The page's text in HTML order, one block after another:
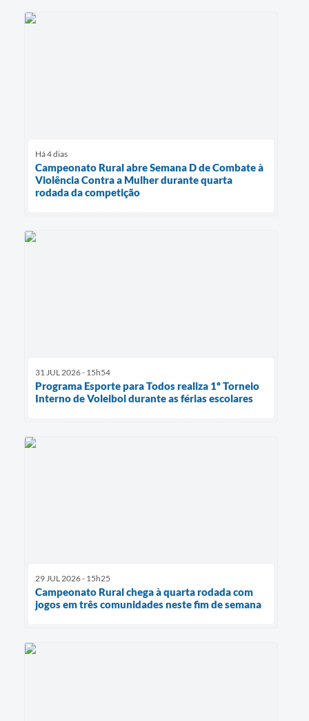
Há 4 dias
Campeonato Rural abre Semana D de Combate à
Violência Contra a Mulher durante quarta
rodada da competição
31 JUL 2026 - 15h54
Programa Esporte para Todos realiza 1º Torneio
Interno de Voleibol durante as férias escolares
29 JUL 2026 - 15h25
Campeonato Rural chega à quarta rodada com
jogos em três comunidades neste fim de semana